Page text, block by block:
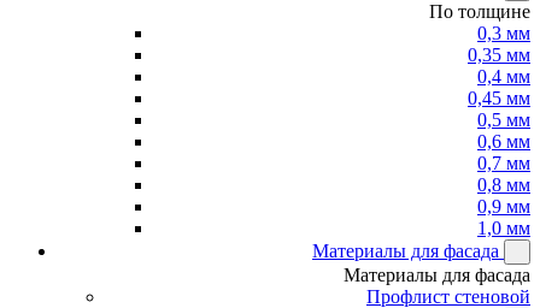
По толщине
0,3 мм
0,35 мм
0,4 мм
0,45 мм
0,5 мм
0,6 мм
0,7 мм
0,8 мм
0,9 мм
1,0 мм
Материалы для фасада
Материалы для фасада
Профлист стеновой